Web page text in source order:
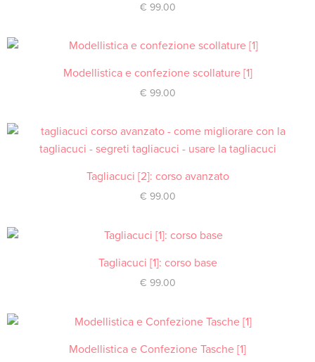
€ 99.00
ACQUISTA
Modellistica e confezione scollature [1]
€ 99.00
ACQUISTA
Tagliacuci [2]: corso avanzato
€ 99.00
ACQUISTA
Tagliacuci [1]: corso base
€ 99.00
ACQUISTA
Modellistica e Confezione Tasche [1]